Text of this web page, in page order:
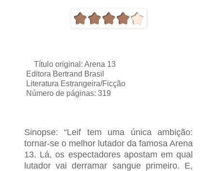
Título original: Arena 13
Editora Bertrand Brasil
Literatura Estrangeira/Ficção
Número de páginas: 319
Sinopse: “Leif tem uma única ambição:
tornar-se o melhor lutador da famosa Arena
13. Lá, os espectadores apostam em qual
lutador vai derramar sangue primeiro. E,